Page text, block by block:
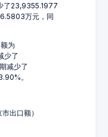
了23,9355.1977
万元，同
为
少了
减少了
。
出口额）